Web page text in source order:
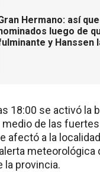
Hermano: así
luego de
y Hanssen
18:00 se activó la
de las fuertes
afectó a la
meteorológica
la provincia.